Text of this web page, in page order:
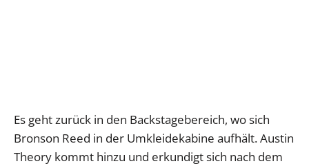
Es geht zurück in den Backstagebereich, wo sich
Bronson Reed in der Umkleidekabine aufhält. Austin
Theory kommt hinzu und erkundigt sich nach dem